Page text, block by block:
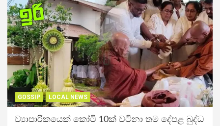
GOSSIP LOCAL NEWS
ව්‍යාපාරිකයෙක් කෝටි 10ක් වටිනා තම දේපළ බුද්ධ